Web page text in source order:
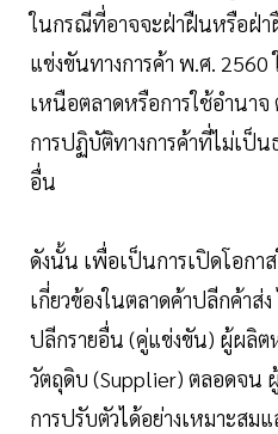
ในกรณีที่อาจจะฝ่าฝืนหรือฝ่
แข่งขันทางการค้า พ.ศ. 2560
เหนือตลาดหรือการใช้อำนา
การปฏิบัติทางการค้าที่ไม่เป็
อื่น
ดังนั้น เพื่อเป็นการเปิดโอกา
เกี่ยวข้องในตลาดค้าปลีกค้าส่
ปลีกรายอื่น (คู่แข่งขัน) ผู้ผลิต
วัตถุดิบ (Supplier) ตลอดจน
การปรับตัวได้อย่างเหมาะสม